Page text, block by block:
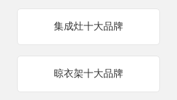
集成灶十大品牌
晾衣架十大品牌